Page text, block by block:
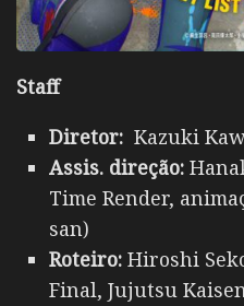
Staff
Diretor: Kazuki
Assis. direção:
Time Render,
san)
Roteiro: Hiroshi
Final, Jujutsu